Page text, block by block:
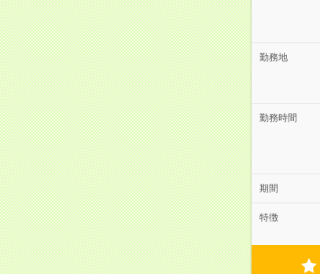
勤務地
勤務時間
期間
特徴